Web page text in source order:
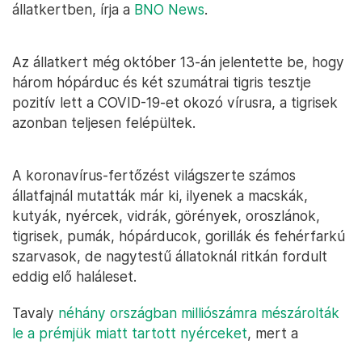
állatkertben, írja a BNO News.
Az állatkert még október 13-án jelentette be, hogy
három hópárduc és két szumátrai tigris tesztje
pozitív lett a COVID-19-et okozó vírusra, a tigrisek
azonban teljesen felépültek.
A koronavírus-fertőzést világszerte számos
állatfajnál mutatták már ki, ilyenek a macskák,
kutyák, nyércek, vidrák, görények, oroszlánok,
tigrisek, pumák, hópárducok, gorillák és fehérfarkú
szarvasok, de nagytestű állatoknál ritkán fordult
eddig elő haláleset.
Tavaly néhány országban milliószámra mészárolták
le a prémjük miatt tartott nyérceket, mert a